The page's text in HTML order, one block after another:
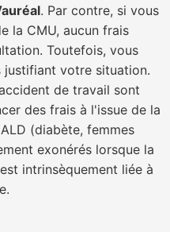
. Par contre, si vous
la CMU, aucun frais
Toutefois, vous
votre situation.
de travail sont
des frais à l'issue de la
(diabète, femmes
exonérés lorsque la
intrinsèquement liée à